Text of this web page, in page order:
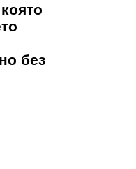
без